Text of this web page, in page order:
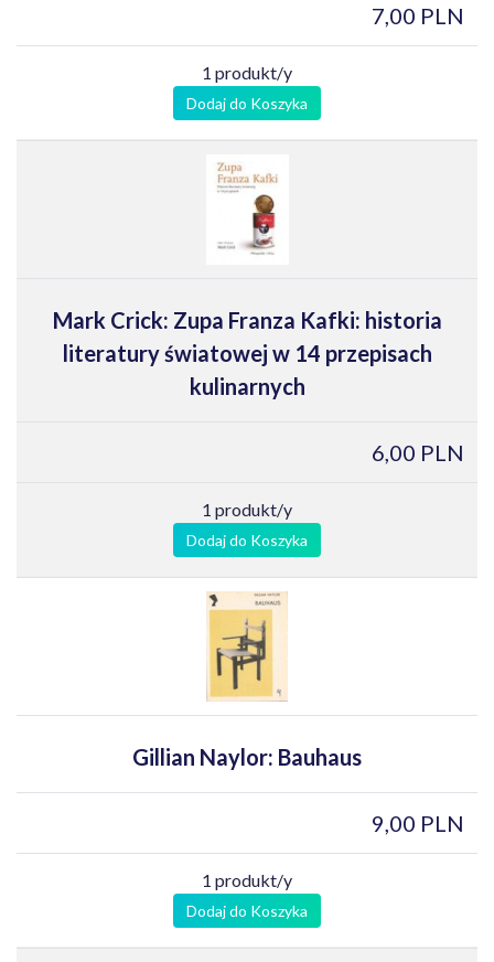
7,00 PLN
1 produkt/y
Dodaj do Koszyka
Mark Crick: Zupa Franza Kafki: historia
literatury światowej w 14 przepisach
kulinarnych
6,00 PLN
1 produkt/y
Dodaj do Koszyka
Gillian Naylor: Bauhaus
9,00 PLN
1 produkt/y
Dodaj do Koszyka